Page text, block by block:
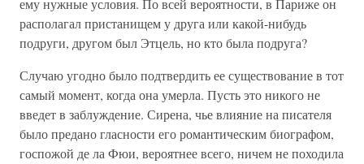
ему нужные условия. По всей вероятности, в Париже он
располагал пристанищем у друга или какой-нибудь
подруги, другом был Этцель, но кто была подруга?
Случаю угодно было подтвердить ее существование в тот
самый момент, когда она умерла. Пусть это никого не
введет в заблуждение. Сирена, чье влияние на писателя
было предано гласности его романтическим биографом,
госпожой де ла Фюи, вероятнее всего, ничем не походила